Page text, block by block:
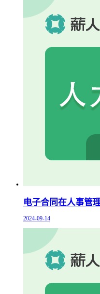
电子合同在人事管
2024-09-14